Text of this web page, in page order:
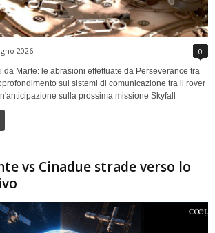
2026 0
Marte: le abrasioni effettuate da Perseverance tra
sui sistemi di comunicazione tra il rover
sulla prossima missione Skyfall
vs Cinadue strade verso lo